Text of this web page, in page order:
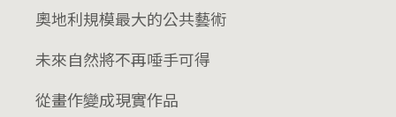
奧地利規模最大的公共藝術
未來自然將不再唾手可得
從畫作變成現實作品